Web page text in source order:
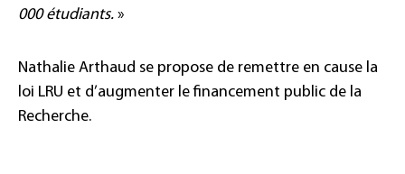
000 étudiants. »
Nathalie Arthaud se propose de remettre en cause la
loi LRU et d’augmenter le financement public de la
Recherche.